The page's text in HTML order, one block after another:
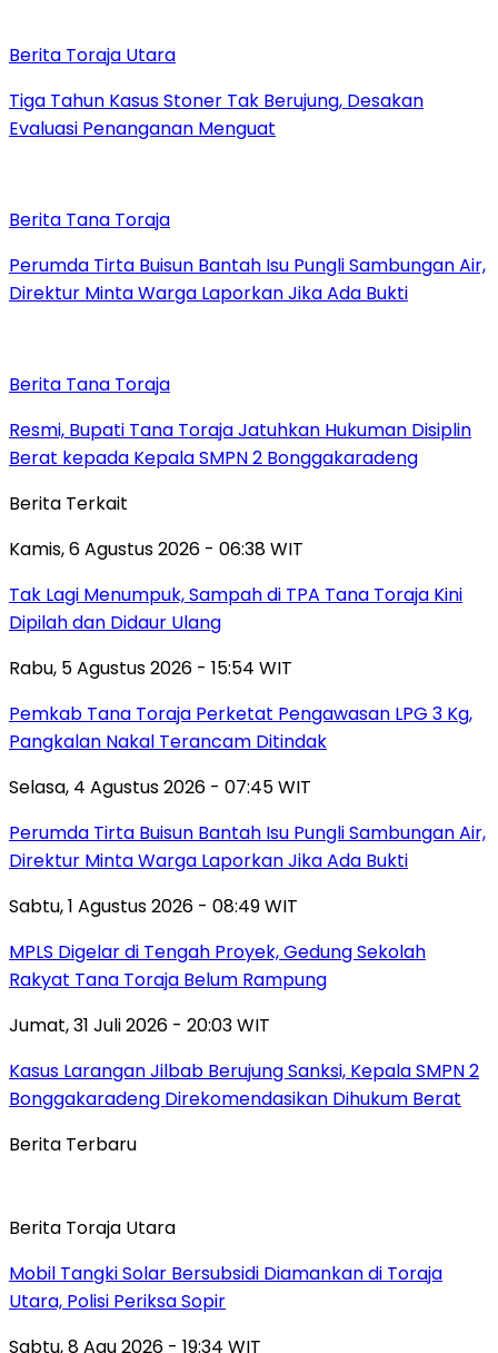
Berita Toraja Utara
Tiga Tahun Kasus Stoner Tak Berujung, Desakan
Evaluasi Penanganan Menguat
Berita Tana Toraja
Perumda Tirta Buisun Bantah Isu Pungli Sambungan Air,
Direktur Minta Warga Laporkan Jika Ada Bukti
Berita Tana Toraja
Resmi, Bupati Tana Toraja Jatuhkan Hukuman Disiplin
Berat kepada Kepala SMPN 2 Bonggakaradeng
Berita Terkait
Kamis, 6 Agustus 2026 - 06:38 WIT
Tak Lagi Menumpuk, Sampah di TPA Tana Toraja Kini
Dipilah dan Didaur Ulang
Rabu, 5 Agustus 2026 - 15:54 WIT
Pemkab Tana Toraja Perketat Pengawasan LPG 3 Kg,
Pangkalan Nakal Terancam Ditindak
Selasa, 4 Agustus 2026 - 07:45 WIT
Perumda Tirta Buisun Bantah Isu Pungli Sambungan Air,
Direktur Minta Warga Laporkan Jika Ada Bukti
Sabtu, 1 Agustus 2026 - 08:49 WIT
MPLS Digelar di Tengah Proyek, Gedung Sekolah
Rakyat Tana Toraja Belum Rampung
Jumat, 31 Juli 2026 - 20:03 WIT
Kasus Larangan Jilbab Berujung Sanksi, Kepala SMPN 2
Bonggakaradeng Direkomendasikan Dihukum Berat
Berita Terbaru
Berita Toraja Utara
Mobil Tangki Solar Bersubsidi Diamankan di Toraja
Utara, Polisi Periksa Sopir
Sabtu, 8 Agu 2026 - 19:34 WIT